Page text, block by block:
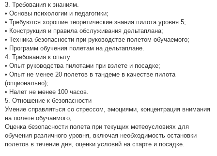
3. Требования к знаниям.
• Основы психологии и педагогики;
• Требуются хорошие теоретические знания пилота уровня 5;
• Конструкция и правила обслуживания дельтаплана;
• Техника безопасности при руководстве полетом обучаемого;
• Программ обучения полетам на дельтаплане.
4. Требования к опыту
• Опыт руководства пилотами при взлете и посадке;
• Опыт не менее 20 полетов в тандеме в качестве пилота
(опционально);
• Налет не менее 100 часов.
5. Отношение к безопасности
Умение справляться со стрессом, эмоциями, концентрация внимания
на полете обучаемого;
Оценка безопасности полета при текущих метеоусловиях для
обучения различного уровня, включая необходимость остановки
полетов в течение дня, оценки условий на старте и посадке.